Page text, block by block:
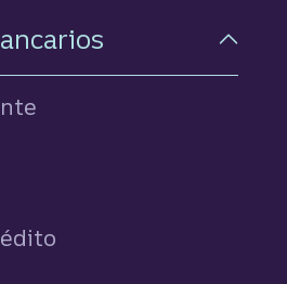
a pie de